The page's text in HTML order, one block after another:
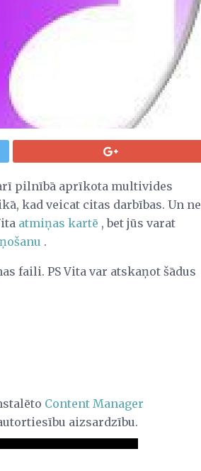
pilnībā aprīkota multivides
kad veicat citas darbības. Un ne
atmiņas kartē , bet jūs varat
.
faili. PS Vita var atskaņot šādus
Content Manager
aizsardzību.